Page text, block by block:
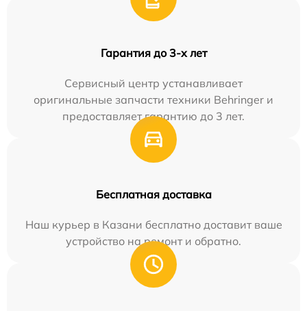
Гарантия до 3-х лет
Сервисный центр устанавливает
оригинальные запчасти техники Behringer и
предоставляет гарантию до 3 лет.
Бесплатная доставка
Наш курьер в Казани бесплатно доставит ваше
устройство на ремонт и обратно.